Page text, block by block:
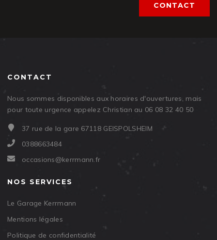
CONTACT
CONTACT
Nous sommes disponibles aux horaires d'ouvertures, mais
pour toute urgence appelez Christian au 06 08 32 40 50
37 rue de la gare 67118 GEISPOLSHEIM
0388663484
occasions@kerrmann.fr
NOS SERVICES
Le Garage Kerrmann
Mentions légales
Politique de confidentialité